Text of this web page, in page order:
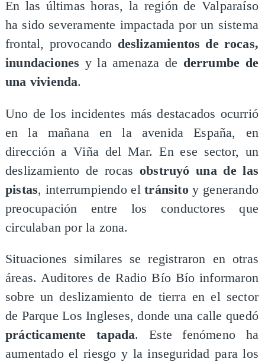
En las últimas horas, la región de Valparaíso
ha sido severamente impactada por un sistema
frontal, provocando deslizamientos de rocas,
inundaciones y la amenaza de derrumbe de
una vivienda.
Uno de los incidentes más destacados ocurrió
en la mañana en la avenida España, en
dirección a Viña del Mar. En ese sector, un
deslizamiento de rocas obstruyó una de las
pistas, interrumpiendo eltránsitoy generando
preocupación entre los conductores que
circulaban por la zona.
Situaciones similares se registraron en otras
áreas. Auditores de Radio Bío Bío informaron
sobre un deslizamiento de tierra en el sector
de Parque Los Ingleses, donde una calle quedó
prácticamente tapada. Este fenómeno ha
aumentado el riesgo y la inseguridad para los